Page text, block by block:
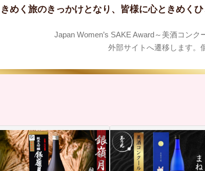
めく旅のきっかけとなり、皆様に心ときめくひ
Japan Women’s SAKE Award～美酒コンク
外部サイトへ遷移します。